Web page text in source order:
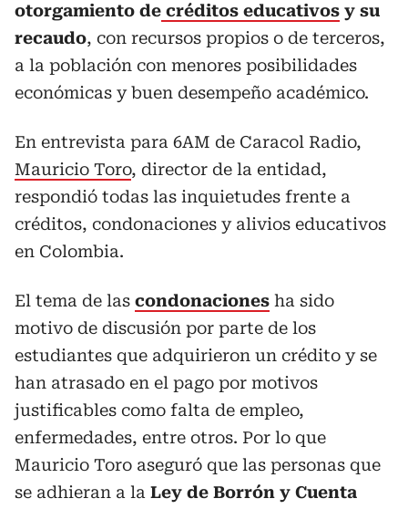
otorgamiento de créditos educativos y su
recaudo, con recursos propios o de terceros,
a la población con menores posibilidades
económicas y buen desempeño académico.
En entrevista para 6AM de Caracol Radio,
Mauricio Toro, director de la entidad,
respondió todas las inquietudes frente a
créditos, condonaciones y alivios educativos
en Colombia.
El tema de las condonaciones ha sido
motivo de discusión por parte de los
estudiantes que adquirieron un crédito y se
han atrasado en el pago por motivos
justificables como falta de empleo,
enfermedades, entre otros. Por lo que
Mauricio Toro aseguró que las personas que
se adhieran a la Ley de Borrón y Cuenta